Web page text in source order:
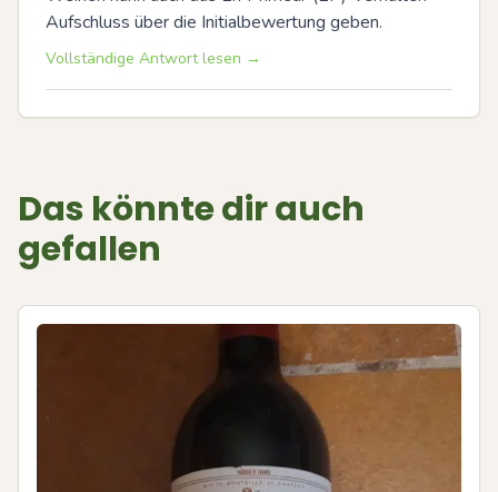
Aufschluss über die Initialbewertung geben.
Vollständige Antwort lesen →
Das könnte dir auch
gefallen